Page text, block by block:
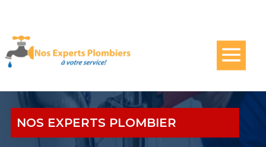
NOS EXPERTS PLOMBIER